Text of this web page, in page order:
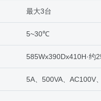
最大3台
5~30℃
585Wx390Dx410H·约
5A、500VA、AC100V